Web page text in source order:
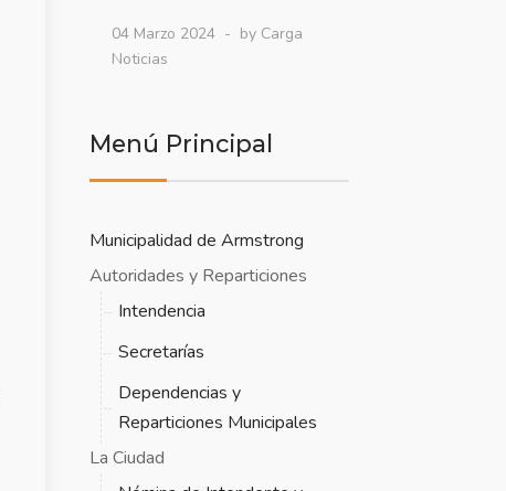
04 Marzo 2024
by Carga
Noticias
Menú Principal
Municipalidad de Armstrong
Autoridades y Reparticiones
Intendencia
Secretarías
Dependencias y
Reparticiones Municipales
La Ciudad